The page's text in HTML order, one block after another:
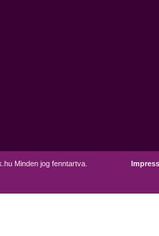
Minden jog fenntartva.